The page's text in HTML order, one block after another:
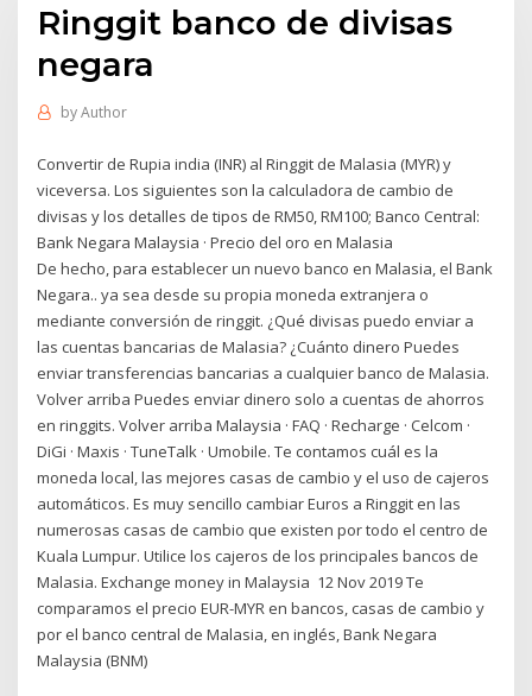
Ringgit banco de divisas
negara
byAuthor
Convertir de Rupia india (INR) al Ringgit de Malasia (MYR) y
viceversa. Los siguientes son la calculadora de cambio de
divisas y los detalles de tipos de RM50, RM100; Banco Central:
Bank Negara Malaysia · Precio del oro en Malasia
De hecho, para establecer un nuevo banco en Malasia, el Bank
Negara.. ya sea desde su propia moneda extranjera o
mediante conversión de ringgit. ¿Qué divisas puedo enviar a
las cuentas bancarias de Malasia? ¿Cuánto dinero Puedes
enviar transferencias bancarias a cualquier banco de Malasia.
Volver arriba Puedes enviar dinero solo a cuentas de ahorros
en ringgits. Volver arriba Malaysia · FAQ · Recharge · Celcom ·
DiGi · Maxis · TuneTalk · Umobile. Te contamos cuál es la
moneda local, las mejores casas de cambio y el uso de cajeros
automáticos. Es muy sencillo cambiar Euros a Ringgit en las
numerosas casas de cambio que existen por todo el centro de
Kuala Lumpur. Utilice los cajeros de los principales bancos de
Malasia. Exchange money in Malaysia 12 Nov 2019 Te
comparamos el precio EUR-MYR en bancos, casas de cambio y
por el banco central de Malasia, en inglés, Bank Negara
Malaysia (BNM)